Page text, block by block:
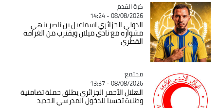
Catégorie
كرة القدم
08/08/2026 - 14:24
الدولي الجزائري اسماعيل بن ناصر ينهي
مشواره مع نادي ميلان ويقترب من الغرافة
القطري
Catégorie
مجتمع
08/08/2026 - 13:37
الهلال الأحمر الجزائري يطلق حملة تضامنية
وطنية تحسبا للدخول المدرسي الجديد